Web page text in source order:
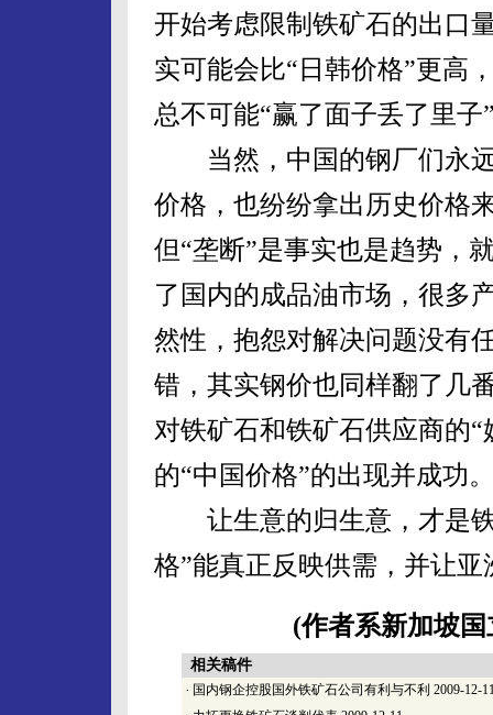
开始考虑限制铁矿石的出口
实可能会比“日韩价格”更高
总不可能“赢了面子丢了里
当然，中国的钢厂们永远
价格，也纷纷拿出历史价格
但“垄断”是事实也是趋势，
了国内的成品油市场，很多
然性，抱怨对解决问题没有
错，其实钢价也同样翻了几
对铁矿石和铁矿石供应商的
的“中国价格”的出现并成功
让生意的归生意，才是铁
格”能真正反映供需，并让
(作者系新加坡
相关稿件
· 国内钢企控股国外铁矿石公司有利与不利 2009-12-